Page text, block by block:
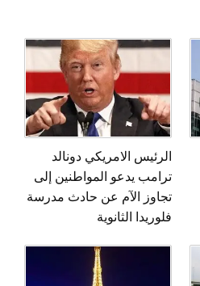
الرئيس الامريكي دونالد
ترامب يدعو المواطنين إلى
تجاوز الآم عن حادث مدرسة
فلوريدا الثانوية